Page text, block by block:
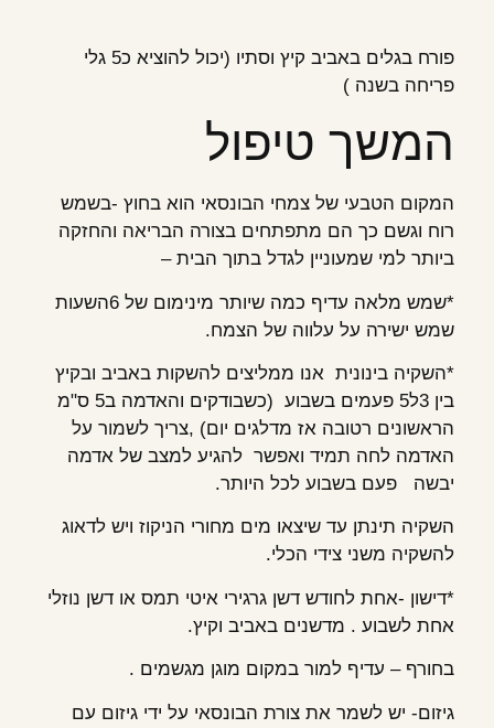
פורח בגלים באביב קיץ וסתיו (יכול להוציא כ5 גלי
פריחה בשנה )
המשך טיפול
המקום הטבעי של צמחי הבונסאי הוא בחוץ -בשמש
רוח וגשם כך הם מתפתחים בצורה הבריאה והחזקה
ביותר למי שמעוניין לגדל בתוך הבית –
*שמש מלאה עדיף כמה שיותר מינימום של 6השעות
שמש ישירה על עלווה של הצמח.
*השקיה בינונית אנו ממליצים להשקות באביב ובקיץ
בין 3ל5 פעמים בשבוע (כשבודקים והאדמה ב5 ס"מ
הראשונים רטובה אז מדלגים יום) ,צריך לשמור על
האדמה לחה תמיד ואפשר להגיע למצב של אדמה
יבשה פעם בשבוע לכל היותר.
השקיה תינתן עד שיצאו מים מחורי הניקוז ויש לדאוג
להשקיה משני צידי הכלי.
*דישון -אחת לחודש דשן גרגירי איטי תמס או דשן נוזלי
אחת לשבוע . מדשנים באביב וקיץ.
בחורף – עדיף למור במקום מוגן מגשמים .
גיזום- יש לשמר את צורת הבונסאי על ידי גיזום עם